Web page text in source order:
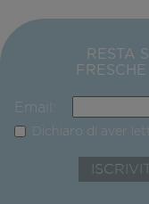
RESTA
Email:
Dichiaro di aver